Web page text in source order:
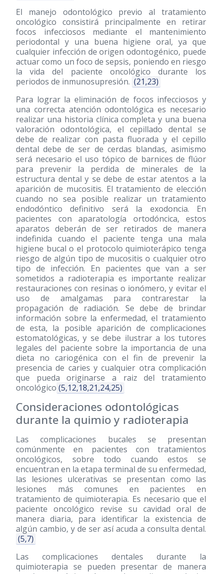
El manejo odontológico previo al tratamiento
oncológico consistirá principalmente en retirar
focos infecciosos mediante el mantenimiento
periodontal y una buena higiene oral, ya que
cualquier infección de origen odontogénico, puede
actuar como un foco de sepsis, poniendo en riesgo
la vida del paciente oncológico durante los
periodos de inmunosupresión. (21,23)
Para lograr la eliminación de focos infecciosos y
una correcta atención odontológica es necesario
realizar una historia clínica completa y una buena
valoración odontológica, el cepillado dental se
debe de realizar con pasta fluorada y el cepillo
dental debe de ser de cerdas blandas, asimismo
será necesario el uso tópico de barnices de flúor
para prevenir la perdida de minerales de la
estructura dental y se debe de estar atentos a la
aparición de mucositis. El tratamiento de elección
cuando no sea posible realizar un tratamiento
endodóntico definitivo será la exodoncia. En
pacientes con aparatología ortodóncica, estos
aparatos deberán de ser retirados de manera
indefinida cuando el paciente tenga una mala
higiene bucal o el protocolo quimioterápico tenga
riesgo de algún tipo de mucositis o cualquier otro
tipo de infección. En pacientes que van a ser
sometidos a radioterapia es importante realizar
restauraciones con resinas o ionómero, y evitar el
uso de amalgamas para contrarestar la
propagación de radiación. Se debe de brindar
información sobre la enfermedad, el tratamiento
de esta, la posible aparición de complicaciones
estomatológicas, y se debe ilustrar a los tutores
legales del paciente sobre la importancia de una
dieta no cariogénica con el fin de prevenir la
presencia de caries y cualquier otra complicación
que pueda originarse a raiz del tratamiento
oncológico (5,12,18,21,24,25)
Consideraciones odontológicas
durante la quimio y radioterapia
Las complicaciones bucales se presentan
comúnmente en pacientes con tratamientos
oncológicos, sobre todo cuando estos se
encuentran en la etapa terminal de su enfermedad,
las lesiones ulcerativas se presentan como las
lesiones más comunes en pacientes en
tratamiento de quimioterapia. Es necesario que el
paciente oncológico revise su cavidad oral de
manera diaria, para identificar la existencia de
algún cambio, y de ser así acuda a consulta dental.
(5,7)
Las complicaciones dentales durante la
quimioterapia se pueden presentar de manera